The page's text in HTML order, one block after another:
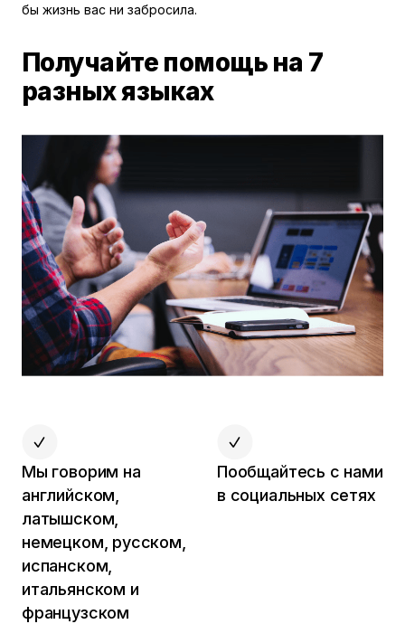
бы жизнь вас ни забросила.
Получайте помощь на 7
разных языках
Мы говорим на
английском,
латышском,
немецком, русском,
испанском,
итальянском и
французском
Пообщайтесь с нами
в социальных сетях